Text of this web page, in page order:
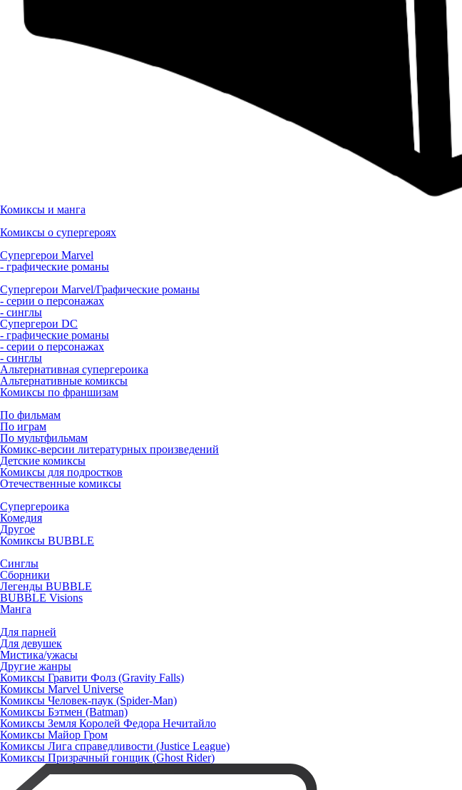
Комиксы и манга
Комиксы о супергероях
Супергерои Marvel
- графические романы
Супергерои Marvel/Графические романы
- серии о персонажах
- синглы
Супергерои DC
- графические романы
- серии о персонажах
- синглы
Альтернативная супергероика
Альтернативные комиксы
Комиксы по франшизам
По фильмам
По играм
По мультфильмам
Комикс-версии литературных произведений
Детские комиксы
Комиксы для подростков
Отечественные комиксы
Супергероика
Комедия
Другое
Комиксы BUBBLE
Синглы
Сборники
Легенды BUBBLE
BUBBLE Visions
Манга
Для парней
Для девушек
Мистика/ужасы
Другие жанры
Комиксы Гравити Фолз (Gravity Falls)
Комиксы Marvel Universe
Комиксы Человек-паук (Spider-Man)
Комиксы Бэтмен (Batman)
Комиксы Земля Королей Федора Нечитайло
Комиксы Майор Гром
Комиксы Лига справедливости (Justice League)
Комиксы Призрачный гонщик (Ghost Rider)